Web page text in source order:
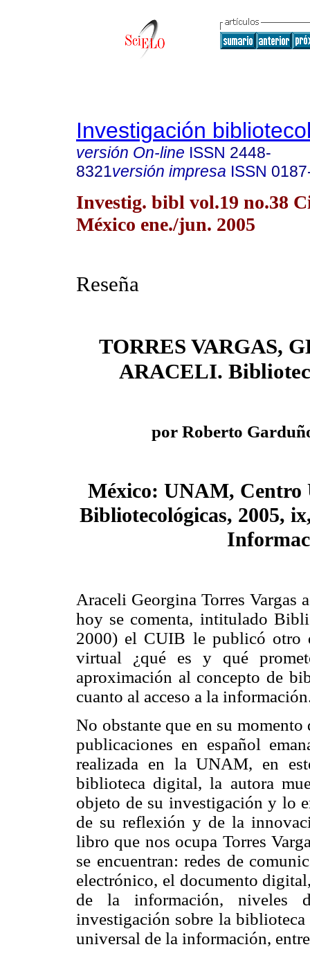
Investigación
versión On-line ISSN 2448-
8321versión impresa ISSN
Investig. bibl vol.19 no.38
México ene./jun. 2005
Reseña
TORRES VARGAS,
ARACELI.
por Roberto
México: UNAM, Centro
Bibliotecológicas, 2005,
Araceli Georgina Torres
hoy se comenta, intitulado
2000) el CUIB le publicó otro
virtual ¿qué es y qué
aproximación al concepto de
cuanto al acceso a la
No obstante que en su
publicaciones en español
realizada en la UNAM, en
biblioteca digital, la autora
objeto de su investigación y lo
de su reflexión y de la
libro que nos ocupa Torres
se encuentran: redes de
electrónico, el documento
de la información, niveles
investigación sobre la
universal de la información,